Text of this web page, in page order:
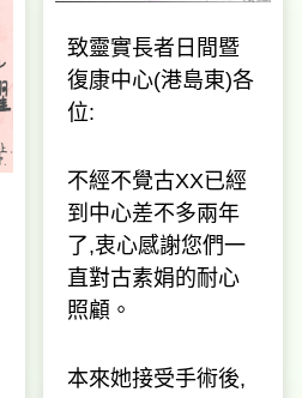
致靈實長者日間暨
復康中心(港島東)各
位:
不經不覺古XX已經
到中心差不多兩年
了,衷心感謝您們一
直對古素娟的耐心
照顧。
本來她接受手術後,